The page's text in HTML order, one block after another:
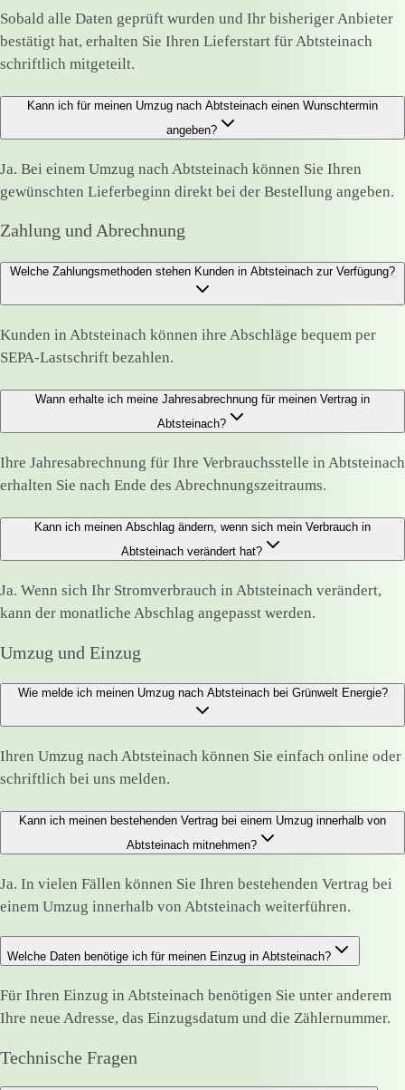
Sobald alle Daten geprüft wurden und Ihr bisheriger Anbieter
bestätigt hat, erhalten Sie Ihren Lieferstart für Abtsteinach
schriftlich mitgeteilt.
Kann ich für meinen Umzug nach Abtsteinach einen Wunschtermin
angeben?
Ja. Bei einem Umzug nach Abtsteinach können Sie Ihren
gewünschten Lieferbeginn direkt bei der Bestellung angeben.
Zahlung und Abrechnung
Welche Zahlungsmethoden stehen Kunden in Abtsteinach zur Verfügung?
Kunden in Abtsteinach können ihre Abschläge bequem per
SEPA-Lastschrift bezahlen.
Wann erhalte ich meine Jahresabrechnung für meinen Vertrag in
Abtsteinach?
Ihre Jahresabrechnung für Ihre Verbrauchsstelle in Abtsteinach
erhalten Sie nach Ende des Abrechnungszeitraums.
Kann ich meinen Abschlag ändern, wenn sich mein Verbrauch in
Abtsteinach verändert hat?
Ja. Wenn sich Ihr Stromverbrauch in Abtsteinach verändert,
kann der monatliche Abschlag angepasst werden.
Umzug und Einzug
Wie melde ich meinen Umzug nach Abtsteinach bei Grünwelt Energie?
Ihren Umzug nach Abtsteinach können Sie einfach online oder
schriftlich bei uns melden.
Kann ich meinen bestehenden Vertrag bei einem Umzug innerhalb von
Abtsteinach mitnehmen?
Ja. In vielen Fällen können Sie Ihren bestehenden Vertrag bei
einem Umzug innerhalb von Abtsteinach weiterführen.
Welche Daten benötige ich für meinen Einzug in Abtsteinach?
Für Ihren Einzug in Abtsteinach benötigen Sie unter anderem
Ihre neue Adresse, das Einzugsdatum und die Zählernummer.
Technische Fragen